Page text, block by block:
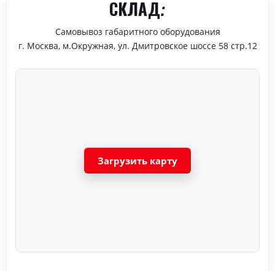
СКЛАД:
Самовывоз габаритного оборудования
г. Москва, м.Окружная, ул. Дмитровское шоссе 58 стр.12
Загрузить карту